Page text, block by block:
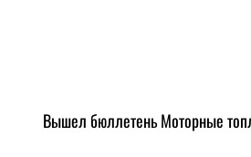
Вышел бюллетень Моторные